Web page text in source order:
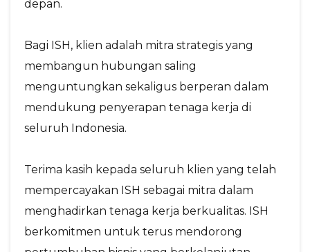
depan.
Bagi ISH, klien adalah mitra strategis yang
membangun hubungan saling
menguntungkan sekaligus berperan dalam
mendukung penyerapan tenaga kerja di
seluruh Indonesia.
Terima kasih kepada seluruh klien yang telah
mempercayakan ISH sebagai mitra dalam
menghadirkan tenaga kerja berkualitas. ISH
berkomitmen untuk terus mendorong